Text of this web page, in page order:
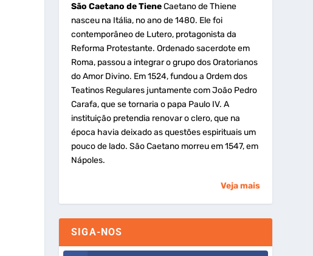
São Caetano de TieneCaetano de Thiene
nasceu na Itália, no ano de 1480. Ele foi
contemporâneo de Lutero, protagonista da
Reforma Protestante. Ordenado sacerdote em
Roma, passou a integrar o grupo dos Oratorianos
do Amor Divino. Em 1524, fundou a Ordem dos
Teatinos Regulares juntamente com João Pedro
Carafa, que se tornaria o papa Paulo IV. A
instituição pretendia renovar o clero, que na
época havia deixado as questões espirituais um
pouco de lado. São Caetano morreu em 1547, em
Nápoles.
Veja mais
SIGA-NOS